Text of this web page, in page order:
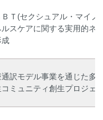
ＢＴ(セクシュアル・マイノ
スケアに関する実用的ネ
成
通訳モデル事業を通じた多
ミュニティ創生プロジェ